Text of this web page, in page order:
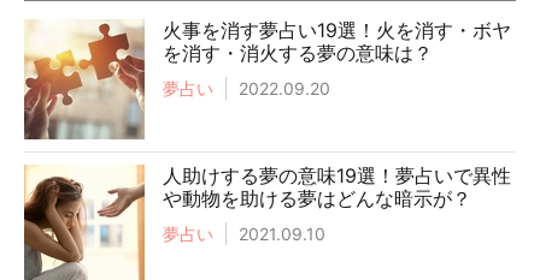
火事を消す夢占い19選！火を消す・ボヤ
を消す・消火する夢の意味は？
夢占い 2022.09.20
人助けする夢の意味19選！夢占いで異性
や動物を助ける夢はどんな暗示が？
夢占い 2021.09.10